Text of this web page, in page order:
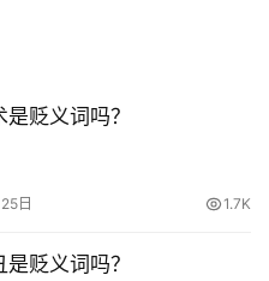
贬义词吗？
日 1.7K
贬义词吗？